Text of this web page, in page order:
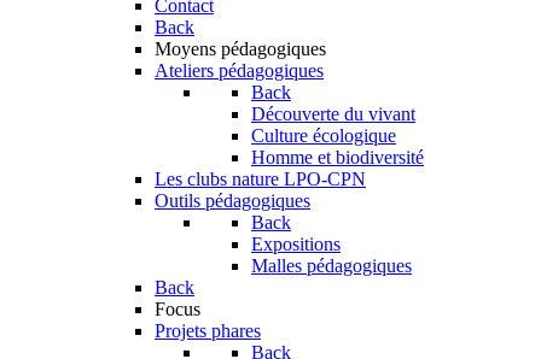
Contact
Back
Moyens pédagogiques
Ateliers pédagogiques
Back
Découverte du vivant
Culture écologique
Homme et biodiversité
Les clubs nature LPO-CPN
Outils pédagogiques
Back
Expositions
Malles pédagogiques
Back
Focus
Projets phares
Back